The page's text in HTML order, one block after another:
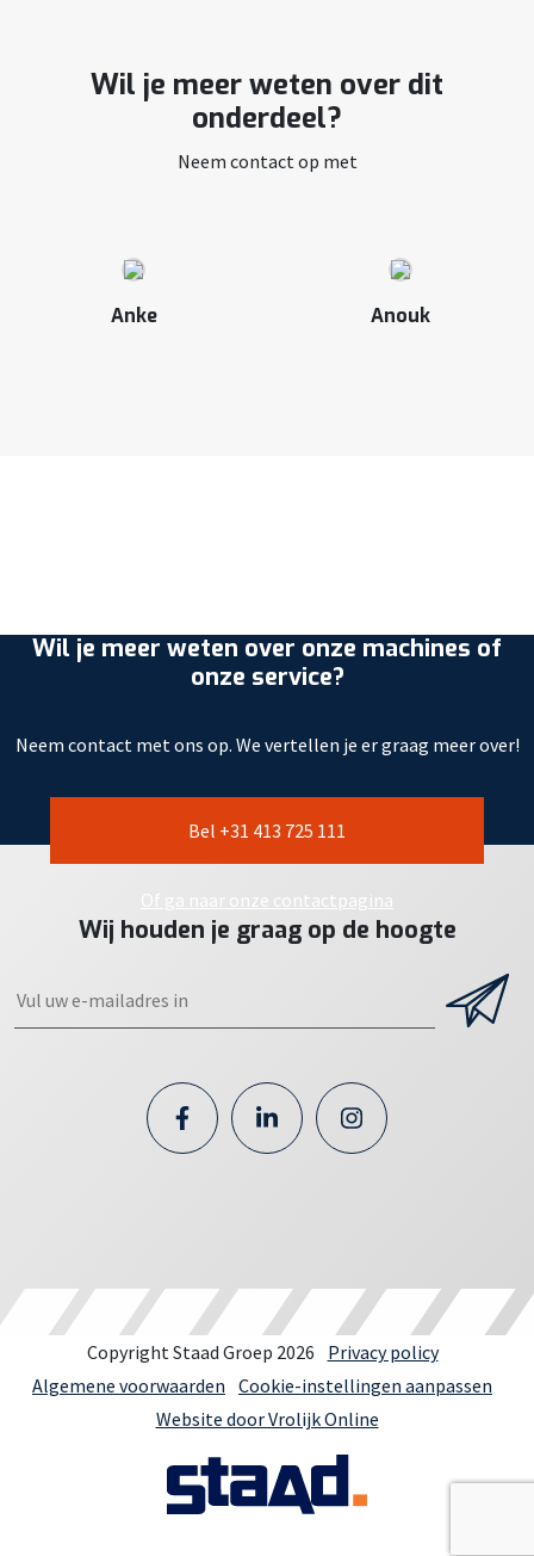
Wil je meer weten over dit
onderdeel?
Neem contact op met
Anke Anouk
Wil je meer weten over onze machines of
onze service?
Neem contact met ons op. We vertellen je er graag meer over!
Bel +31 413 725 111
Of ga naar onze contactpagina
Wij houden je graag op de hoogte
Copyright Staad Groep 2026
Privacy policy
Algemene voorwaarden Cookie-instellingen aanpassen
Website door Vrolijk Online